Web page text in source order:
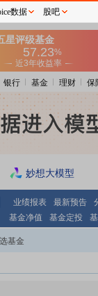
银行 基金 理财 保
妙想大模型
业绩报表 最新预告
基金净值 基金定投
基金
数据 股吧